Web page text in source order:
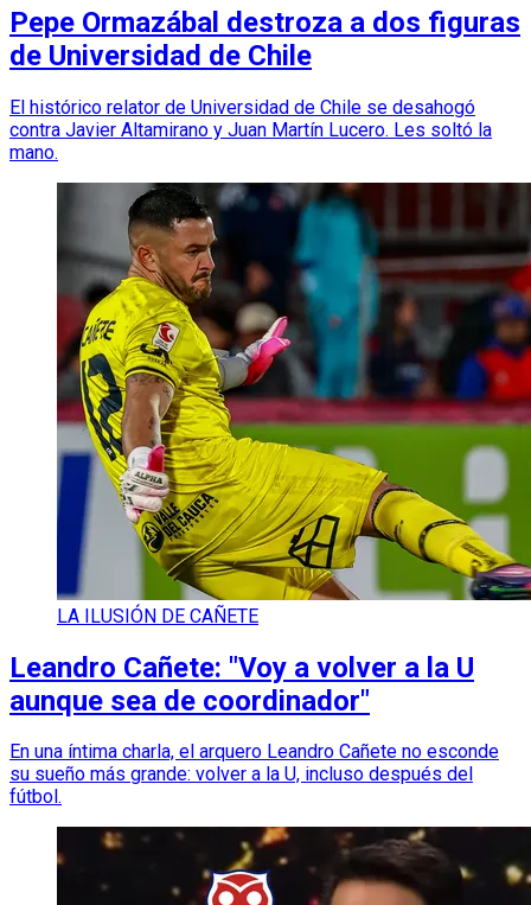
Pepe Ormazábal destroza a dos figuras
de Universidad de Chile
El histórico relator de Universidad de Chile se desahogó
contra Javier Altamirano y Juan Martín Lucero. Les soltó la
mano.
LA ILUSIÓN DE CAÑETE
Leandro Cañete: "Voy a volver a la U
aunque sea de coordinador"
En una íntima charla, el arquero Leandro Cañete no esconde
su sueño más grande: volver a la U, incluso después del
fútbol.